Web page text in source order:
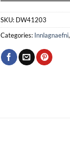
SKU: DW41203
Categories: Innlagnaefni,